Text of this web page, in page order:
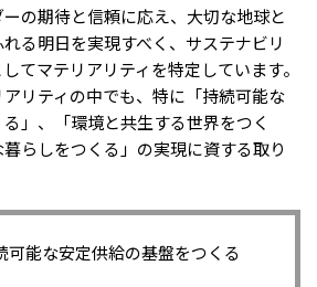
の期待と信頼に応え、大切な地球と
る明日を実現すべく、サステナビリ
てマテリアリティを特定しています。
リティの中でも、特に「持続可能な
」、「環境と共生する世界をつく
らしをつくる」の実現に資する取り
可能な安定供給の基盤をつくる